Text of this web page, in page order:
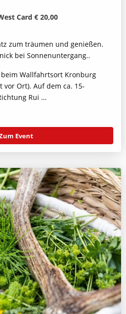
Card € 20,00
zum träumen und genießen.
bei Sonnenuntergang..
Wallfahrtsort Kronburg
vor Ort). Auf dem ca. 15-
Rui …
Event